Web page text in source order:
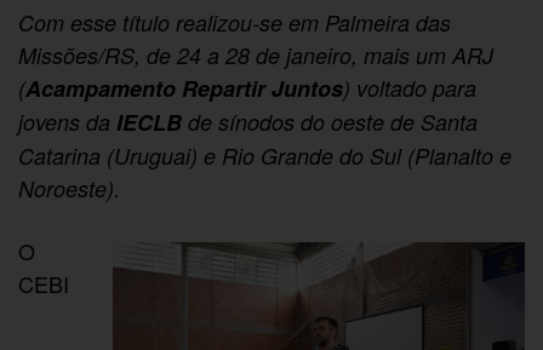
Com esse título realizou-se em Palmeira das
Missões/RS, de 24 a 28 de janeiro, mais um ARJ
(Acampamento Repartir Juntos) voltado para
jovens da IECLB de sínodos do oeste de Santa
Catarina (Uruguai) e Rio Grande do Sul (Planalto e
Noroeste).
O
CEBI